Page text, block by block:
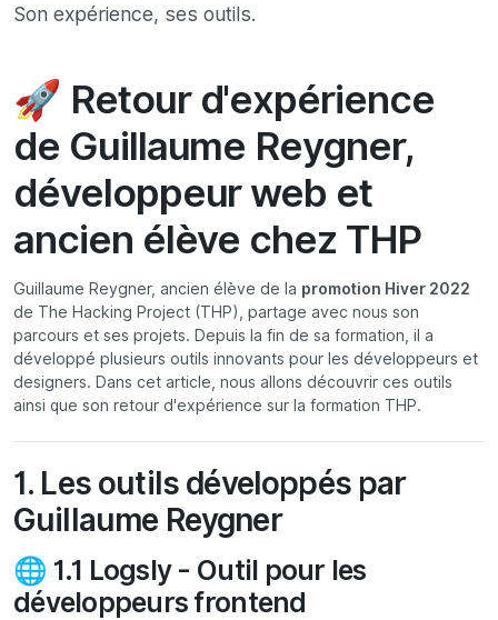
Son expérience, ses outils.
🚀 Retour d'expérience
de Guillaume Reygner,
développeur web et
ancien élève chez THP
Guillaume Reygner, ancien élève de la promotion Hiver 2022
de The Hacking Project (THP), partage avec nous son
parcours et ses projets. Depuis la fin de sa formation, il a
développé plusieurs outils innovants pour les développeurs et
designers. Dans cet article, nous allons découvrir ces outils
ainsi que son retour d'expérience sur la formation THP.
1. Les outils développés par
Guillaume Reygner
🌐 1.1 Logsly - Outil pour les
développeurs frontend